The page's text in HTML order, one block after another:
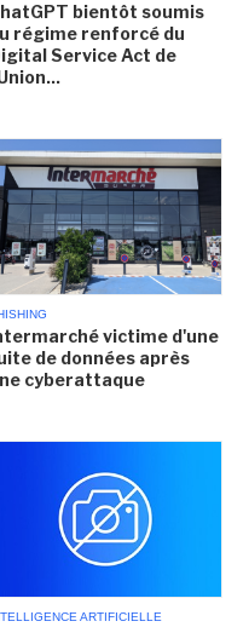
bientôt soumis
régime renforcé du
Service Act de
victime d'une
de données après
cyberattaque
ARTIFICIELLE